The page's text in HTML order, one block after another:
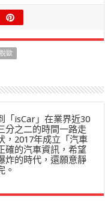
歐
「isCar」在業界近30
分之二的時間一路走
，2017年成立「汽車
確的汽車資訊，希望
炸的時代，還願意靜
。